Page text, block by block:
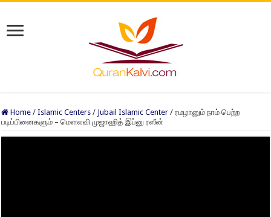
Home / Islamic Centers / Jubail Islamic Center / ரமழானும் நாம் பெற்ற
படிப்பினைகளும் – மௌலவி முஜாஹித் இப்னு ரஸீன்